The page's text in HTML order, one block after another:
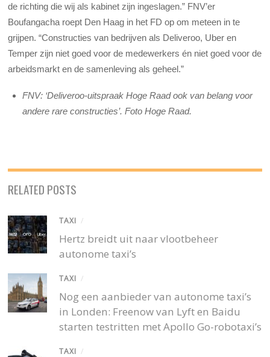
de richting die wij als kabinet zijn ingeslagen.” FNV’er
Boufangacha roept Den Haag in het FD op om meteen in te
grijpen. “Constructies van bedrijven als Deliveroo, Uber en
Temper zijn niet goed voor de medewerkers én niet goed voor de
arbeidsmarkt en de samenleving als geheel.”
FNV: ‘Deliveroo-uitspraak Hoge Raad ook van belang voor
andere rare constructies’. Foto Hoge Raad.
RELATED POSTS
TAXI /
Hertz breidt uit naar vlootbeheer
autonome taxi’s
TAXI /
Nog een aanbieder van autonome taxi’s
in Londen: Freenow van Lyft en Baidu
starten testritten met Apollo Go-robotaxi’s
TAXI /